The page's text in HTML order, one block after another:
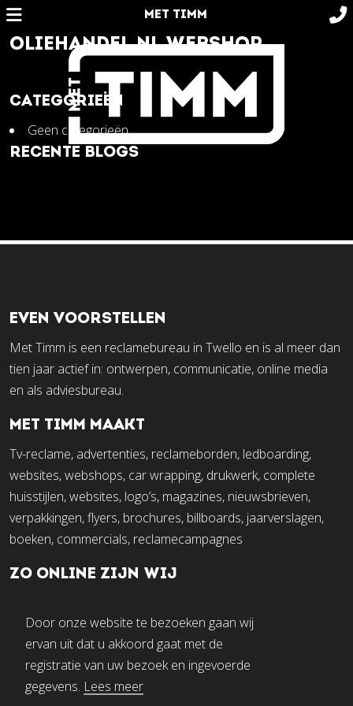
Door onze website te bezoeken gaan wij
ervan uit dat u akkoord gaat met de
registratie van uw bezoek en ingevoerde
gegevens. Lees meer
MET TIMM
OLIEHANDEL.NL WEBSHOP
CATEGORIEËN
Geen categorieën
RECENTE BLOGS
EVEN VOORSTELLEN
Met Timm is een reclamebureau in Twello en is al meer dan
tien jaar actief in: ontwerpen, communicatie, online media
en als adviesbureau.
MET TIMM MAAKT
Tv-reclame, advertenties, reclameborden, ledboarding,
websites, webshops, car wrapping, drukwerk, complete
huisstijlen, websites, logo’s, magazines, nieuwsbrieven,
verpakkingen, flyers, brochures, billboards, jaarverslagen,
boeken, commercials, reclamecampagnes
ZO ONLINE ZIJN WIJ